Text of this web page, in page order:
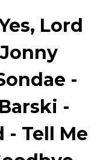
Lord
-
-
- Tell Me